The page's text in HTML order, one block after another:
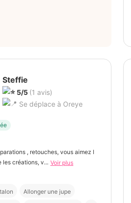
Steffie
5/5 (1 avis)
Se déplace à Oreye
, retouches, vous aimez l
les créations, v... Voir plus
Allonger une jupe